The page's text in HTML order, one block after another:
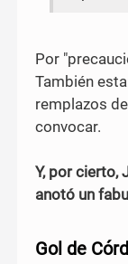
Por
También
remplazos
convocar.
Y, por cierto,
anotó un
Gol de